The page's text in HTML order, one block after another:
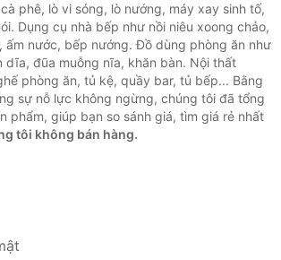
phê, lò vi sóng, lò nướng, máy xay sinh tố,
Dụng cụ nhà bếp như nồi niêu xoong chảo,
ấm nước, bếp nướng. Đồ dùng phòng ăn như
dĩa, đũa muỗng nĩa, khăn bàn. Nội thất
phòng ăn, tủ kệ, quầy bar, tủ bếp... Bằng
sự nỗ lực không ngừng, chúng tôi đã tổng
phẩm, giúp bạn so sánh giá, tìm giá rẻ nhất
tôi không bán hàng.